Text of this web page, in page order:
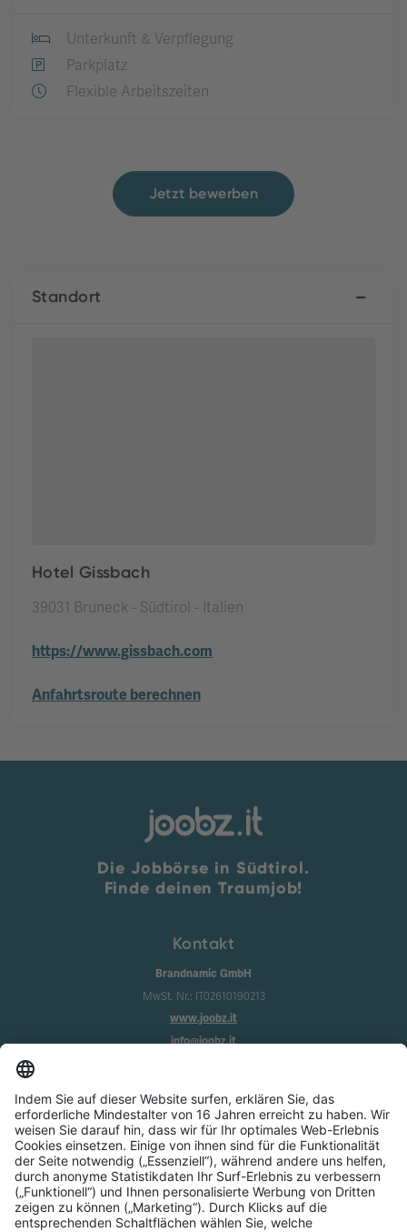
Unterkunft & Verpflegung
Parkplatz
Flexible Arbeitszeiten
Jetzt bewerben
Standort
Hotel Gissbach
39031 Bruneck - Südtirol - Italien
https://www.gissbach.com
Anfahrtsroute berechnen
Die Jobbörse in Südtirol.
Finde deinen Traumjob!
Kontakt
Brandnamic GmbH
MwSt. Nr.: IT02610190213
www.joobz.it
info@joobz.it
Impressum
Datenschutz
AGB
Cookie-Einstellungen
Service